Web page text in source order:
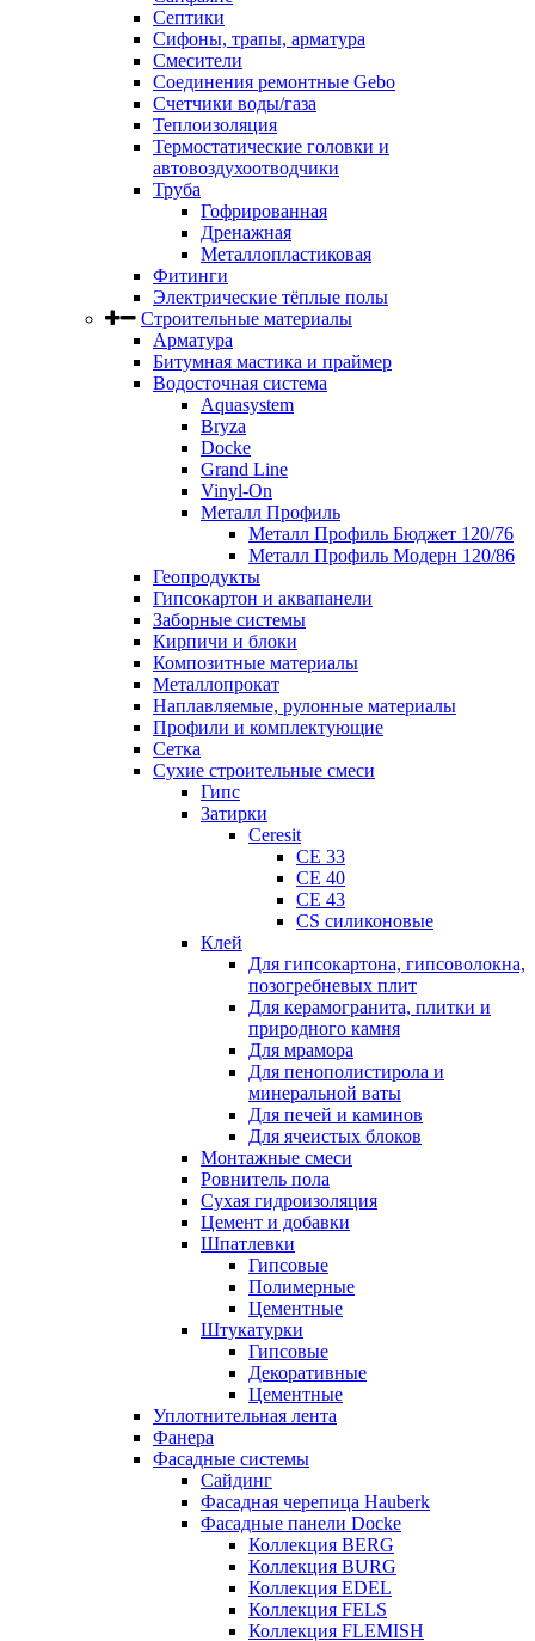
Септики
Сифоны, трапы, арматура
Смесители
Соединения ремонтные Gebo
Счетчики воды/газа
Теплоизоляция
Термостатические головки и
автовоздухоотводчики
Труба
Гофрированная
Дренажная
Металлопластиковая
Фитинги
Электрические тёплые полы
Строительные материалы
Арматура
Битумная мастика и праймер
Водосточная система
Aquasystem
Bryza
Docke
Grand Line
Vinyl-On
Металл Профиль
Металл Профиль Бюджет 120/76
Металл Профиль Модерн 120/86
Геопродукты
Гипсокартон и аквапанели
Заборные системы
Кирпичи и блоки
Композитные материалы
Металлопрокат
Наплавляемые, рулонные материалы
Профили и комплектующие
Сетка
Сухие строительные смеси
Гипс
Затирки
Ceresit
CE 33
CE 40
CE 43
CS силиконовые
Клей
Для гипсокартона, гипсоволокна,
позогребневых плит
Для керамогранита, плитки и
природного камня
Для мрамора
Для пенополистирола и
минеральной ваты
Для печей и каминов
Для ячеистых блоков
Монтажные смеси
Ровнитель пола
Сухая гидроизоляция
Цемент и добавки
Шпатлевки
Гипсовые
Полимерные
Цементные
Штукатурки
Гипсовые
Декоративные
Цементные
Уплотнительная лента
Фанера
Фасадные системы
Сайдинг
Фасадная черепица Hauberk
Фасадные панели Docke
Коллекция BERG
Коллекция BURG
Коллекция EDEL
Коллекция FELS
Коллекция FLEMISH